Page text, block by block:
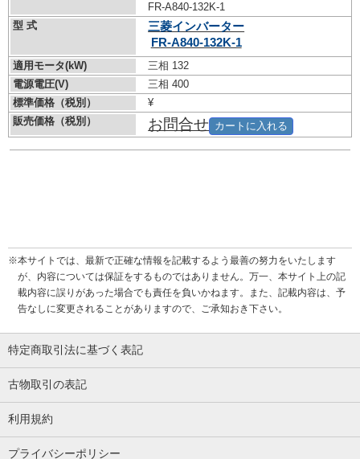
FR-A840-132K-1
型 式
三菱インバーター
FR-A840-132K-1
適用モータ(kW)
三相 132
電源電圧(V)
三相 400
標準価格（税別）
¥
販売価格（税別）
お問合せ カートに入れる
※本サイトでは、最新で正確な情報を記載するよう最善の努力をいたします
が、内容については保証をするものではありません。万一、本サイト上の記
載内容に誤りがあった場合でも責任を負いかねます。また、記載内容は、予
告なしに変更されることがありますので、ご承知おき下さい。
特定商取引法に基づく表記
古物取引の表記
利用規約
プライバシーポリシー